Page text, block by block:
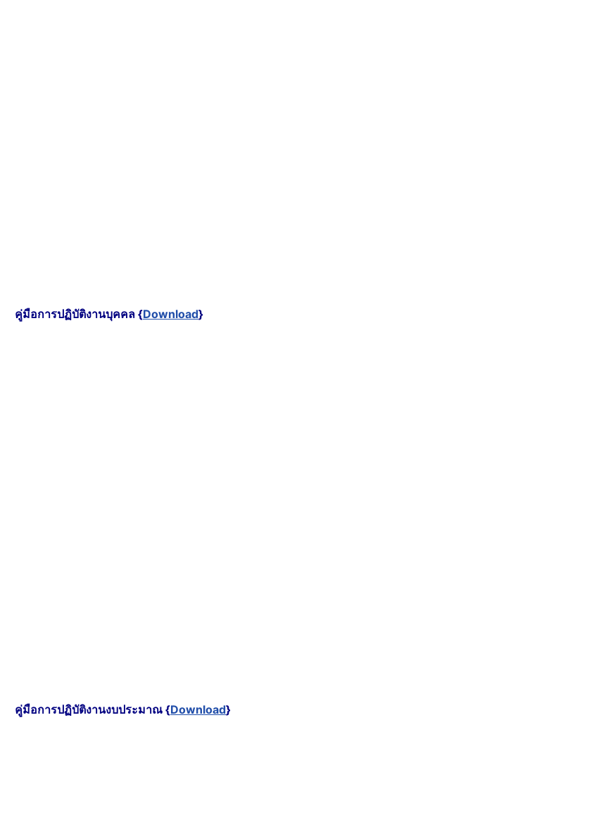
คู่มือการปฏิบัติงานบุคคล {Download}
คู่มือการปฏิบัติงานงบประมาณ {Download}